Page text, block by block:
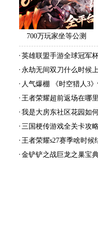
700万玩家坐等公测
《时空猎人3》老玩家加
英雄联盟手游全球冠军
游2022全球冠军杯头像
永劫无间双刀什么时候
明与分享
人气爆棚 《时空猎人3
发布会
王者荣耀超前返场在哪
动一览
我是大房东社区花园如
么条件
三国梗传游戏全关卡攻
结局一览
王者荣耀s27赛季啥时候
金铲铲之战巨龙之巢宝